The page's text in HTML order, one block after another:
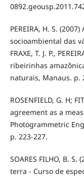
PEREIRA, H. S.
socioambiental das
FRAXE, T. J. P.,
ribeirinhas
naturais, Manaus. p.
ROSENFIELD, G. H;
agreement as a
Photogrammetric
p. 223-227.
SOARES FILHO, B.
terra - Curso de